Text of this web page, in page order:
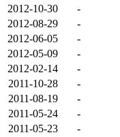
2012-10-30
-
2012-08-29
-
2012-06-05
-
2012-05-09
-
2012-02-14
-
2011-10-28
-
2011-08-19
-
2011-05-24
-
2011-05-23
-